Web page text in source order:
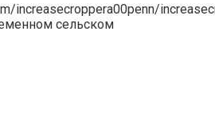
increasecroppera00penn/
сельском